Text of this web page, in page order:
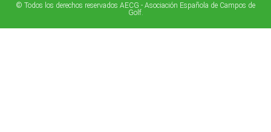
© Todos los derechos reservados AECG - Asociación Española de Campos de
Golf.